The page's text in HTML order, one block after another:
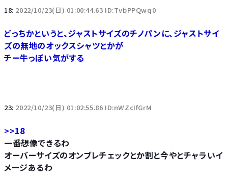
18: 2022/10/23(日) 01:00:44.63 ID:TvbPPQwq0
どっちかというと、ジャストサイズのチノパンに、ジャストサイ
ズの無地のオックスシャツとかが
チー牛っぽい気がする
23: 2022/10/23(日) 01:02:55.86 ID:nWZcIfGrM
>>18
一番想像できるわ
オーバーサイズのオンブレチェックとか割と今やとチャラいイ
メージあるわ